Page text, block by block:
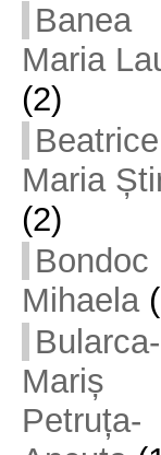
Banea
Maria
(2)
Beatrice
Maria
(2)
Bondoc
Mihaela
Bularca-
Mariș
Petruța-